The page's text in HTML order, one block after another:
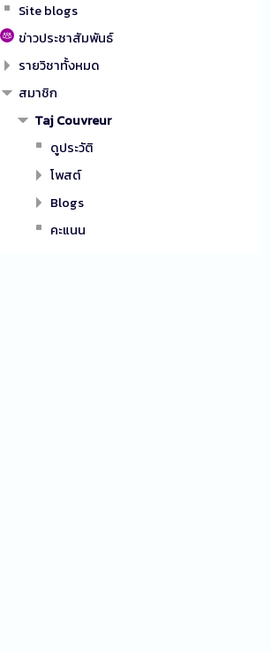
Site blogs
ข่าวประชาสัมพันธ์
รายวิชาทั้งหมด
สมาชิก
Taj Couvreur
ดูประวัติ
โพสต์
Blogs
คะแนน